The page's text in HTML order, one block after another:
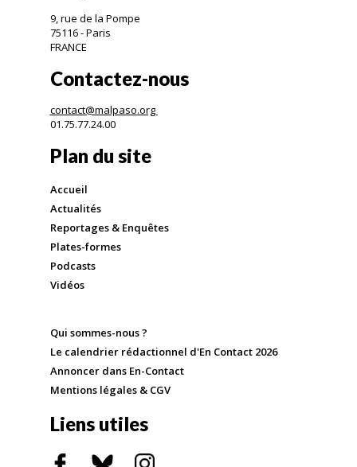
9, rue de la Pompe
75116 - Paris
FRANCE
Contactez-nous
contact@malpaso.org
01.75.77.24.00
Plan du site
Accueil
Actualités
Reportages & Enquêtes
Plates-formes
Podcasts
Vidéos
Qui sommes-nous ?
Le calendrier rédactionnel d'En Contact 2026
Annoncer dans En-Contact
Mentions légales & CGV
Liens utiles